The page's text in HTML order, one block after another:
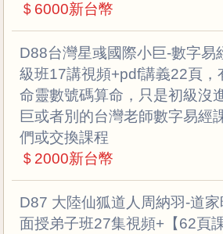
＄6000新台幣
D88台灣星彧國際小巨-數字易
級班17講視頻+pdf講義22頁，
命靈數號碼算命，只是初級沒
巨或者別的台灣老師數字易經
們或交換課程
＄2000新台幣
D87 大陸仙狐道人周納羽-道
面授弟子班27集視頻+【62頁